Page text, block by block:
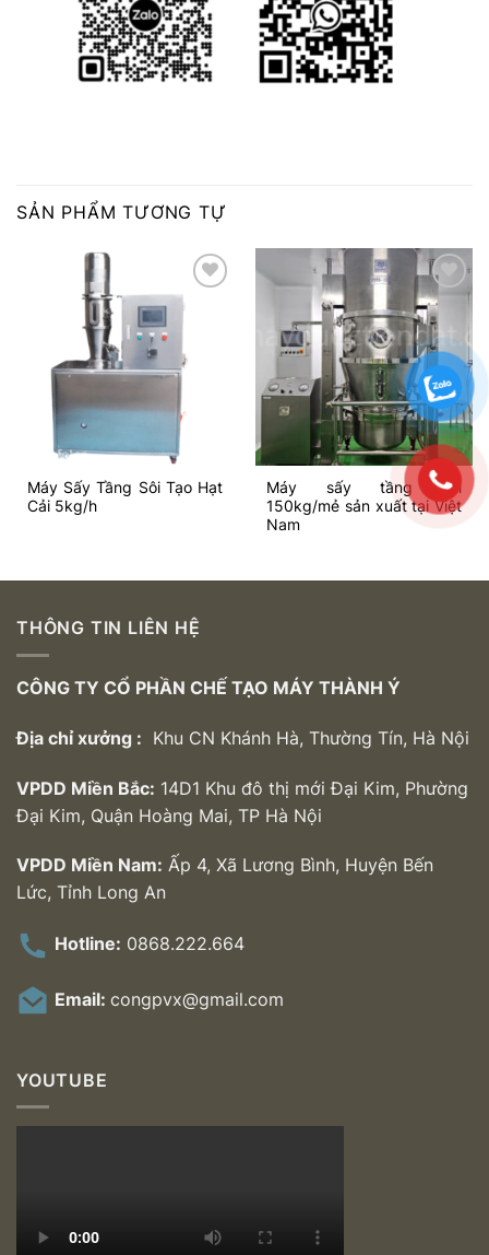
SẢN PHẨM TƯƠNG TỰ
Add to
wishlist
Máy Sấy Tầng Sôi Tạo Hạt
Cải 5kg/h
Add to
wishlist
Máy sấy tầng sôi
150kg/mẻ sản xuất tại Việt
Nam
THÔNG TIN LIÊN HỆ
CÔNG TY CỔ PHẦN CHẾ TẠO MÁY THÀNH Ý
Địa chỉ xưởng : Khu CN Khánh Hà, Thường Tín, Hà Nội
VPDD Miền Bắc: 14D1 Khu đô thị mới Đại Kim, Phường
Đại Kim, Quận Hoàng Mai, TP Hà Nội
VPDD Miền Nam: Ấp 4, Xã Lương Bình, Huyện Bến
Lức, Tỉnh Long An
Hotline: 0868.222.664
Email: congpvx@gmail.com
YOUTUBE